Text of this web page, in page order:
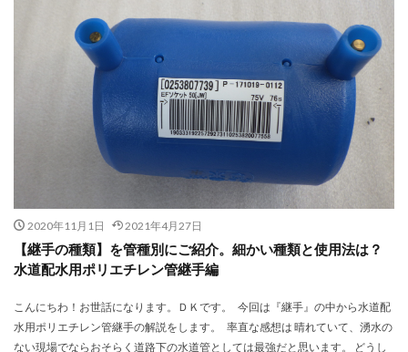
2020年11月1日 2021年4月27日
【継手の種類】を管種別にご紹介。細かい種類と使用法は？
水道配水用ポリエチレン管継手編
こんにちわ！お世話になります。ＤＫです。 今回は『継手』の中から水道配
水用ポリエチレン管継手の解説をします。 率直な感想は 晴れていて、湧水の
ない現場でならおそらく道路下の水道管としては最強だと思います。 どうし